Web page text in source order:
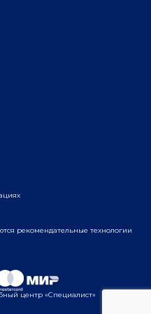
2-й этаж
5-й этаж
центр «Виктория
рекомендательные технологии
центр «Специалист»